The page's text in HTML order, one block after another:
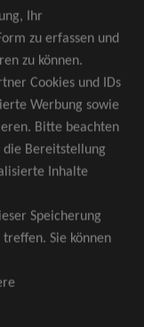
für die
Und das
Ihr
zu erfassen und
zu können.
Cookies und IDs
Werbung sowie
Bitte beachten
die Bereitstellung
Inhalte
Speicherung
Sie können